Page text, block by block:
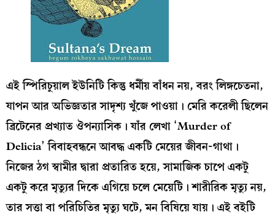
এই স্পিরিচুয়াল ইউনিটি কিন্তু ধর্মীয় বাঁধন নয়, বরং লিঙ্গচেতনা,
যাপন আর অভিজ্ঞতার সাদৃশ্য খুঁজে পাওয়া। মেরি করেলী ছিলেন
ব্রিটেনের প্রখ্যাত ঔপন্যাসিক। যাঁর লেখা ‘Murder of
Delicia’ বিবাহবন্ধনে আবদ্ধ একটি মেয়ের জীবন-গাথা।
নিজের ঠগ স্বামীর দ্বারা প্রতারিত হয়ে, সামাজিক চাপে একটু
একটু করে মৃত্যুর দিকে এগিয়ে চলে মেয়েটি। শারীরিক মৃত্যু নয়,
তার সত্তা বা পরিচিতির মৃত্যু ঘটে, মন বিষিয়ে যায়। এই বইটি